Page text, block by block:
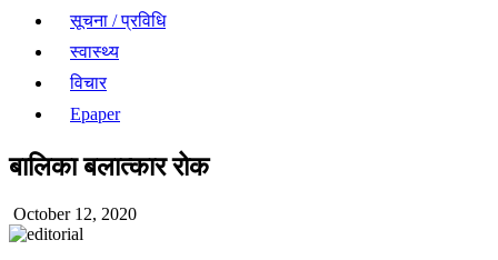
सूचना / प्रविधि
स्वास्थ्य
विचार
Epaper
बालिका बलात्कार रोक
October 12, 2020